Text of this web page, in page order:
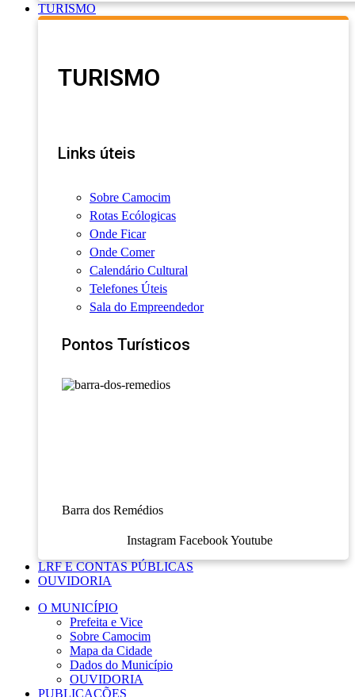
TURISMO
TURISMO
Links úteis
Sobre Camocim
Rotas Ecólogicas
Onde Ficar
Onde Comer
Calendário Cultural
Telefones Úteis
Sala do Empreendedor
Pontos Turísticos
Barra dos Remédios
Instagram Facebook Youtube
LRF E CONTAS PÚBLICAS
OUVIDORIA
O MUNICÍPIO
Prefeita e Vice
Sobre Camocim
Mapa da Cidade
Dados do Município
OUVIDORIA
PUBLICAÇÕES